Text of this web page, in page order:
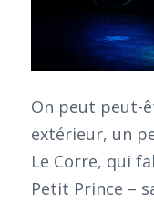
On peut peut-
extérieur, un
Le Corre, qui
Petit Prince –